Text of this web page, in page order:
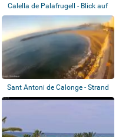
Calella de Palafrugell - Blick auf
die K...
Sant Antoni de Calonge - Strand